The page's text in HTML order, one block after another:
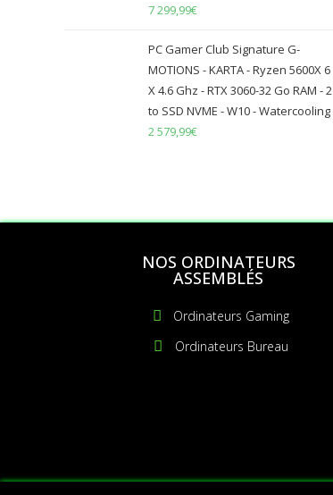
7 299,99€
PC Gamer Club Signature G-
MOTIONS - KARTA - Ryzen 5600X 6
X 4.6 Ghz - RTX 3060-32 Go RAM - 2
to SSD NVME - W10 - Watercooling
2 579,99€
NOS ORDINATEURS
ASSEMBLÉS
Ordinateurs Gaming
Ordinateurs Bureau